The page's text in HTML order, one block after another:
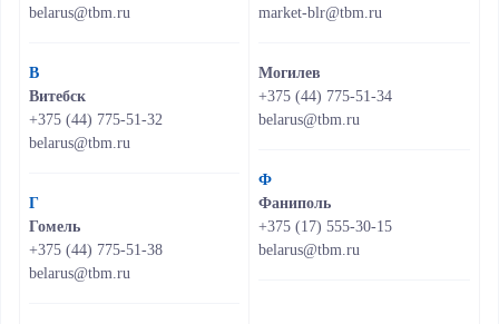
belarus@tbm.ru
В
Витебск
+375 (44) 775-51-32
belarus@tbm.ru
Г
Гомель
+375 (44) 775-51-38
belarus@tbm.ru
market-blr@tbm.ru
Могилев
+375 (44) 775-51-34
belarus@tbm.ru
Ф
Фаниполь
+375 (17) 555-30-15
belarus@tbm.ru